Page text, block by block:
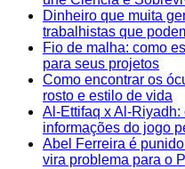
Dinheiro que muita
trabalhistas que
Fio de malha: como
para seus projetos
Como encontrar os
rosto e estilo de vida
Al-Ettifaq x Al-
informações do jogo
Abel Ferreira é
vira problema para o